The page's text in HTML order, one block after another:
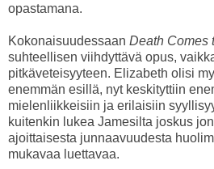
opastamana.
Kokonaisuudessaan Death Comes
suhteellisen viihdyttävä opus,
pitkäveteisyyteen. Elizabeth olisi
enemmän esillä, nyt keskityttiin
mielenliikkeisiin ja erilaisiin
kuitenkin lukea Jamesilta joskus
ajoittaisesta junnaavuudesta
mukavaa luettavaa.